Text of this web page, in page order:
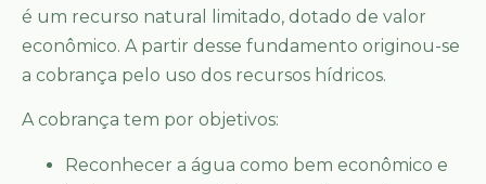
é um recurso natural limitado, dotado de valor
econômico. A partir desse fundamento originou-se
a cobrança pelo uso dos recursos hídricos.
A cobrança tem por objetivos:
Reconhecer a água como bem econômico e